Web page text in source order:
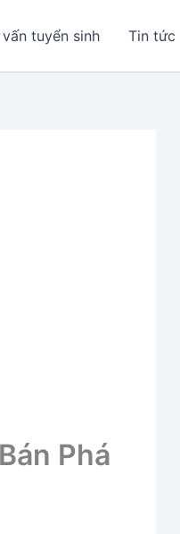
tuyển sinh Tin tức
Phá